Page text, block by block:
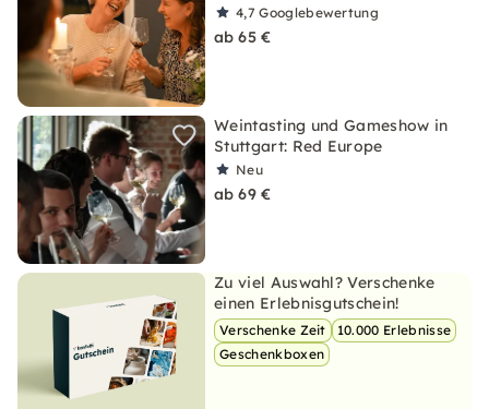
4,7Googlebewertung
ab 65 €
Weintasting und Gameshow in
Stuttgart: Red Europe
Neu
ab 69 €
Zu viel Auswahl? Verschenke
einen Erlebnisgutschein!
Verschenke Zeit
10.000 Erlebnisse
Geschenkboxen